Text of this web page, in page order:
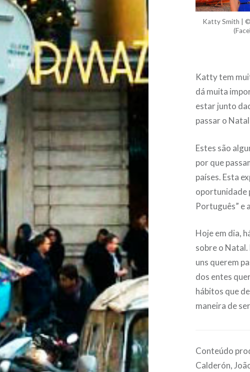
Katty Smith | ©
Katty tem
dá muita
estar junto
passar o
Estes são
por que
países. Esta
oportunidade
Português” e
Hoje em dia,
sobre o
uns querem
dos entes
hábitos que
maneira de
Conteúdo
Calderón,